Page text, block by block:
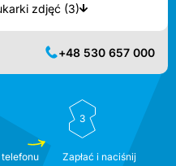
Pokaż najbliższe dostępne drukarki zdjęć (3)
+48 530 657 000
3
Zapłać i naciśnij